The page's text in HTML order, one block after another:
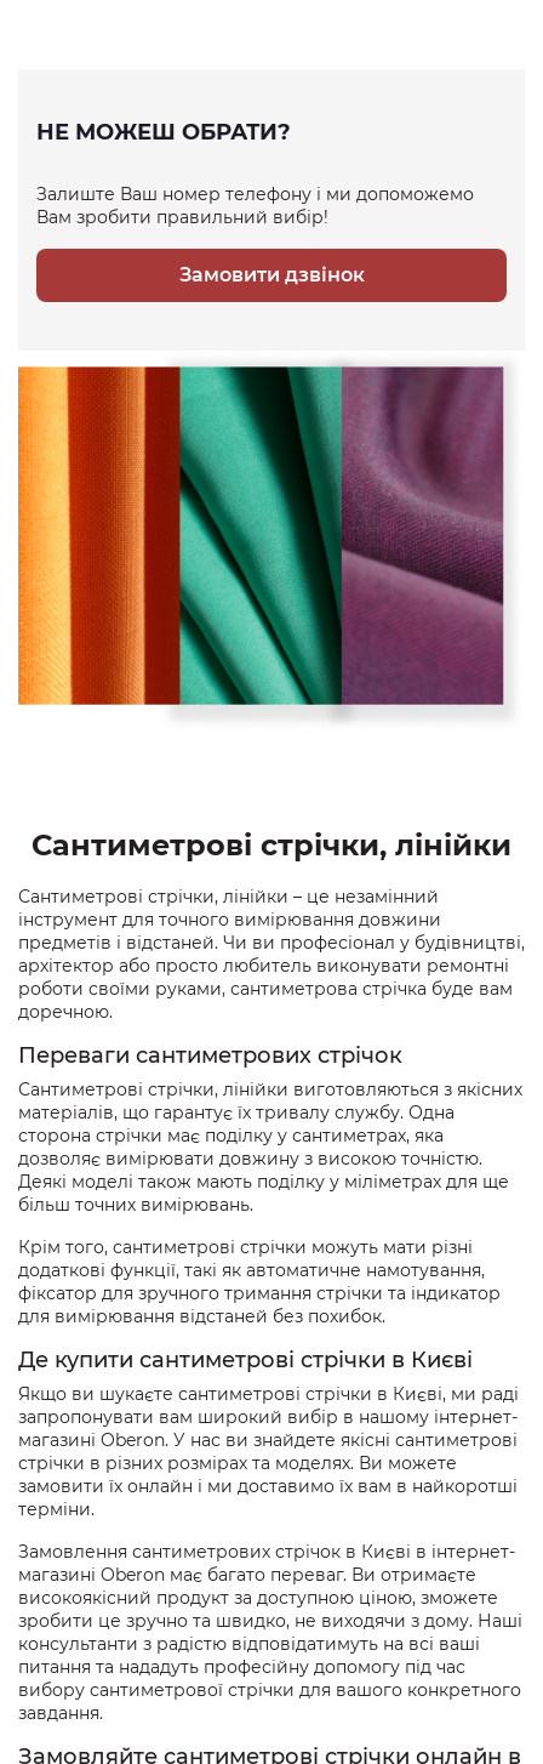
НЕ МОЖЕШ ОБРАТИ?
Залиште Ваш номер телефону і ми допоможемо
Вам зробити правильний вибір!
Замовити дзвінок
Сантиметрові стрічки, лінійки
Сантиметрові стрічки, лінійки – це незамінний
інструмент для точного вимірювання довжини
предметів і відстаней. Чи ви професіонал у будівництві,
архітектор або просто любитель виконувати ремонтні
роботи своїми руками, сантиметрова стрічка буде вам
доречною.
Переваги сантиметрових стрічок
Сантиметрові стрічки, лінійки виготовляються з якісних
матеріалів, що гарантує їх тривалу службу. Одна
сторона стрічки має поділку у сантиметрах, яка
дозволяє вимірювати довжину з високою точністю.
Деякі моделі також мають поділку у міліметрах для ще
більш точних вимірювань.
Крім того, сантиметрові стрічки можуть мати різні
додаткові функції, такі як автоматичне намотування,
фіксатор для зручного тримання стрічки та індикатор
для вимірювання відстаней без похибок.
Де купити сантиметрові стрічки в Києві
Якщо ви шукаєте сантиметрові стрічки в Києві, ми раді
запропонувати вам широкий вибір в нашому інтернет-
магазині Oberon. У нас ви знайдете якісні сантиметрові
стрічки в різних розмірах та моделях. Ви можете
замовити їх онлайн і ми доставимо їх вам в найкоротші
терміни.
Замовлення сантиметрових стрічок в Києві в інтернет-
магазині Oberon має багато переваг. Ви отримаєте
високоякісний продукт за доступною ціною, зможете
зробити це зручно та швидко, не виходячи з дому. Наші
консультанти з радістю відповідатимуть на всі ваші
питання та нададуть професійну допомогу під час
вибору сантиметрової стрічки для вашого конкретного
завдання.
Замовляйте сантиметрові стрічки онлайн в